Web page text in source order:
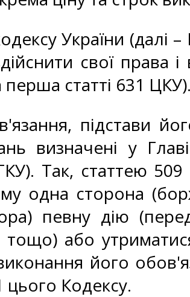
України
свої права і
статті 631 ЦКУ).
підстави
визначені у
Так, статтею
одна сторона
певну дію
тощо) або
його
цього Кодексу.